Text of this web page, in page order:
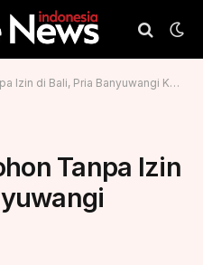
di Bali, Pria Banyuwangi Kesurupan
Tanpa Izin